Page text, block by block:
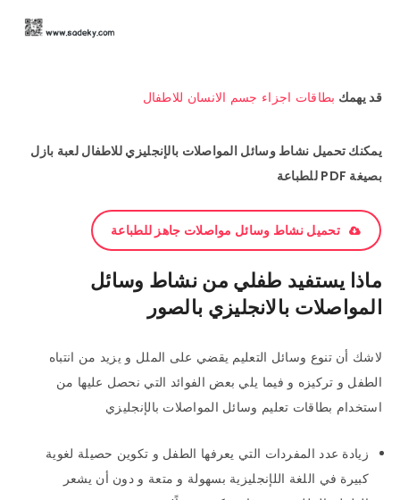
قد يهمك بطاقات اجزاء جسم الانسان للاطفال
يمكنك تحميل نشاط وسائل المواصلات بالإنجليزي للاطفال لعبة بازل
بصيغة PDF للطباعة
تحميل نشاط وسائل مواصلات جاهز للطباعة
ماذا يستفيد طفلي من نشاط وسائل
المواصلات بالانجليزي بالصور
لاشك أن تنوع وسائل التعليم يقضي على الملل و يزيد من انتباه
الطفل و تركيزه و فيما يلي بعض الفوائد التي نحصل عليها من
استخدام بطاقات تعليم وسائل المواصلات بالإنجليزي
زيادة عدد المفردات التي يعرفها الطفل و تكوين حصيلة لغوية
كبيرة في اللغة اللإنجليزية بسهولة و متعة و دون أن يشعر